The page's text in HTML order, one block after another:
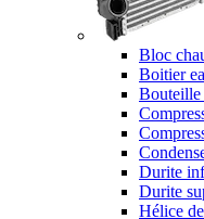
Bloc
Boitier
Bouteille
Durite
Durite
Hélice